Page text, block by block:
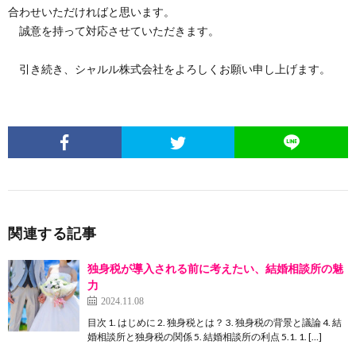
合わせいただければと思います。
誠意を持って対応させていただきます。
引き続き、シャルル株式会社をよろしくお願い申し上げます。
関連する記事
独身税が導入される前に考えたい、結婚相談所の魅
力
2024.11.08
目次 1. はじめに 2. 独身税とは？ 3. 独身税の背景と議論 4. 結
婚相談所と独身税の関係 5. 結婚相談所の利点 5.1. 1. […]